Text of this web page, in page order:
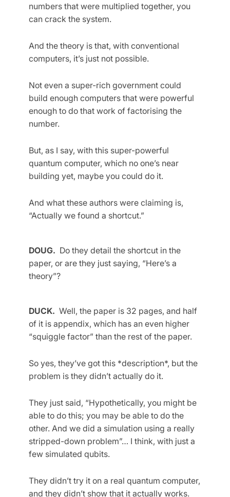
numbers that were multiplied together, you
can crack the system.
And the theory is that, with conventional
computers, it’s just not possible.
Not even a super-rich government could
build enough computers that were powerful
enough to do that work of factorising the
number.
But, as I say, with this super-powerful
quantum computer, which no one’s near
building yet, maybe you could do it.
And what these authors were claiming is,
“Actually we found a shortcut.”
DOUG. Do they detail the shortcut in the
paper, or are they just saying, “Here’s a
theory”?
DUCK. Well, the paper is 32 pages, and half
of it is appendix, which has an even higher
“squiggle factor” than the rest of the paper.
So yes, they’ve got this *description*, but the
problem is they didn’t actually do it.
They just said, “Hypothetically, you might be
able to do this; you may be able to do the
other. And we did a simulation using a really
stripped-down problem”… I think, with just a
few simulated qubits.
They didn’t try it on a real quantum computer,
and they didn’t show that it actually works.